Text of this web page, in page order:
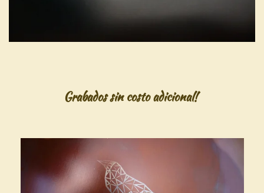
Grabados sin costo adicional!